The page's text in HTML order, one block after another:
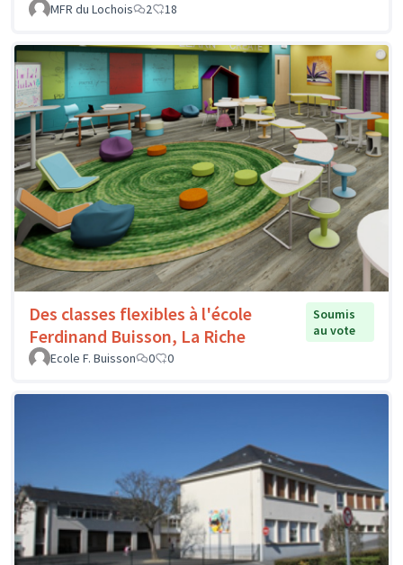
MFR du Lochois
2 18
Des classes flexibles à l'école
Ferdinand Buisson, La Riche
Soumis
au vote
Ecole F. Buisson
0 0